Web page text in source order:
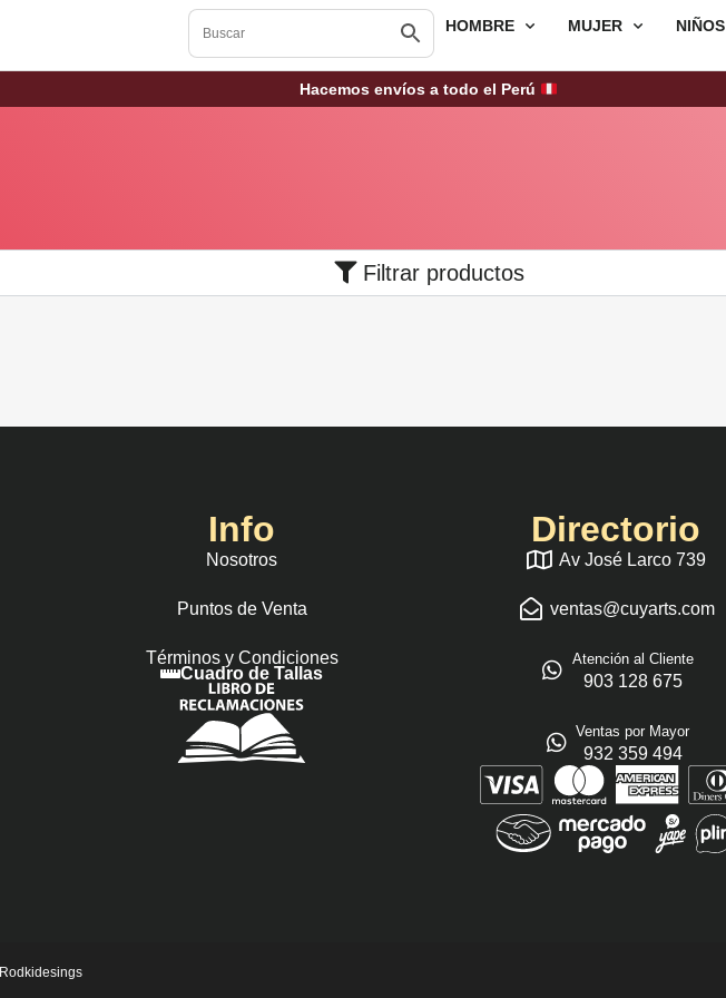
HOMBRE MUJER NIÑOS
Hacemos envíos a todo el Perú
Filtrar productos
Info
Nosotros
Puntos de Venta
Términos y Condiciones
Cuadro de Tallas
Directorio
Av José Larco 739
ventas@cuyarts.com
Atención al Cliente
903 128 675
Ventas por Mayor
932 359 494
Rodkidesings